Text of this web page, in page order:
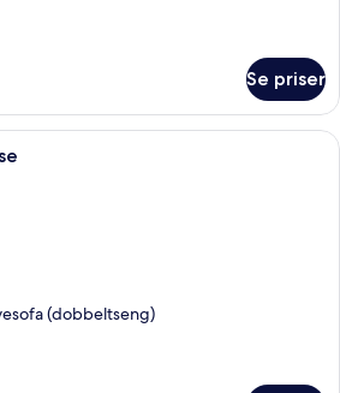
Se priser
En dobbeltseng med et mønstret
(dobbeltseng)